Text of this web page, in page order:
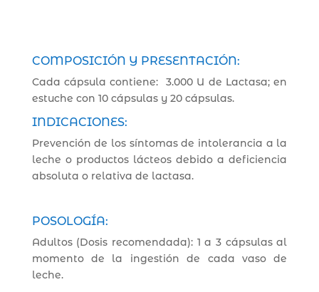
COMPOSICIÓN Y PRESENTACIÓN:
Cada cápsula contiene: 3.000 U de Lactasa; en
estuche con 10 cápsulas y 20 cápsulas.
INDICACIONES:
Prevención de los síntomas de intolerancia a la
leche o productos lácteos debido a deficiencia
absoluta o relativa de lactasa.
POSOLOGÍA:
Adultos (Dosis recomendada): 1 a 3 cápsulas al
momento de la ingestión de cada vaso de
leche.